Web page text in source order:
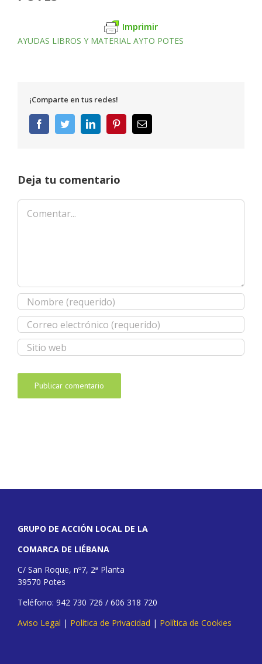
Imprimir
AYUDAS LIBROS Y MATERIAL AYTO POTES
¡Comparte en tus redes!
FacebookTwitterLinkedInPinterestCorreo
electrónico
Deja tu comentario
Comentar
GRUPO DE ACCIÓN LOCAL DE LA
COMARCA DE LIÉBANA
C/ San Roque, nº7, 2ª Planta
39570 Potes
Teléfono: 942 730 726 / 606 318 720
Aviso Legal | Política de Privacidad | Política de Cookies